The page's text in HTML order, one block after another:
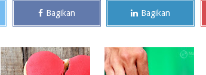
Bagikan Bagikan